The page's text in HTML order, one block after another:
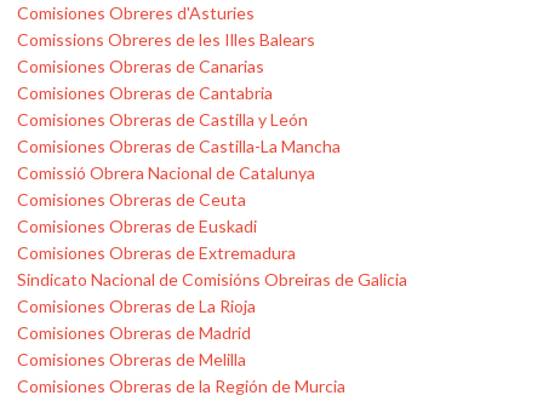
Comisiones Obreres d'Asturies
Comissions Obreres de les Illes Balears
Comisiones Obreras de Canarias
Comisiones Obreras de Cantabria
Comisiones Obreras de Castilla y León
Comisiones Obreras de Castilla-La Mancha
Comissió Obrera Nacional de Catalunya
Comisiones Obreras de Ceuta
Comisiones Obreras de Euskadi
Comisiones Obreras de Extremadura
Sindicato Nacional de Comisións Obreiras de Galicia
Comisiones Obreras de La Rioja
Comisiones Obreras de Madrid
Comisiones Obreras de Melilla
Comisiones Obreras de la Región de Murcia